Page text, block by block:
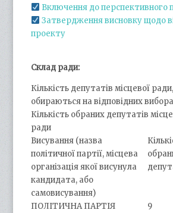
Включення до перспективного
Затвердження висновку щодо
проекту
Склад ради:
Кількість депутатів місцевої
обираються на відповідних
Кількість обраних депутатів
ради
Висування (назва
політичної партії, місцева
організація якої висунула
кандидата, або
самовисування)
ПОЛІТИЧНА ПАРТІЯ
9